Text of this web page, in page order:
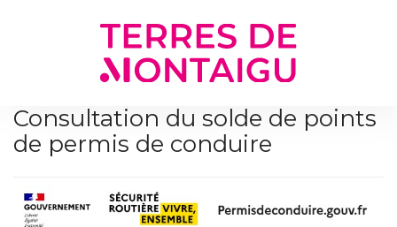
Consultation du solde de points
de permis de conduire